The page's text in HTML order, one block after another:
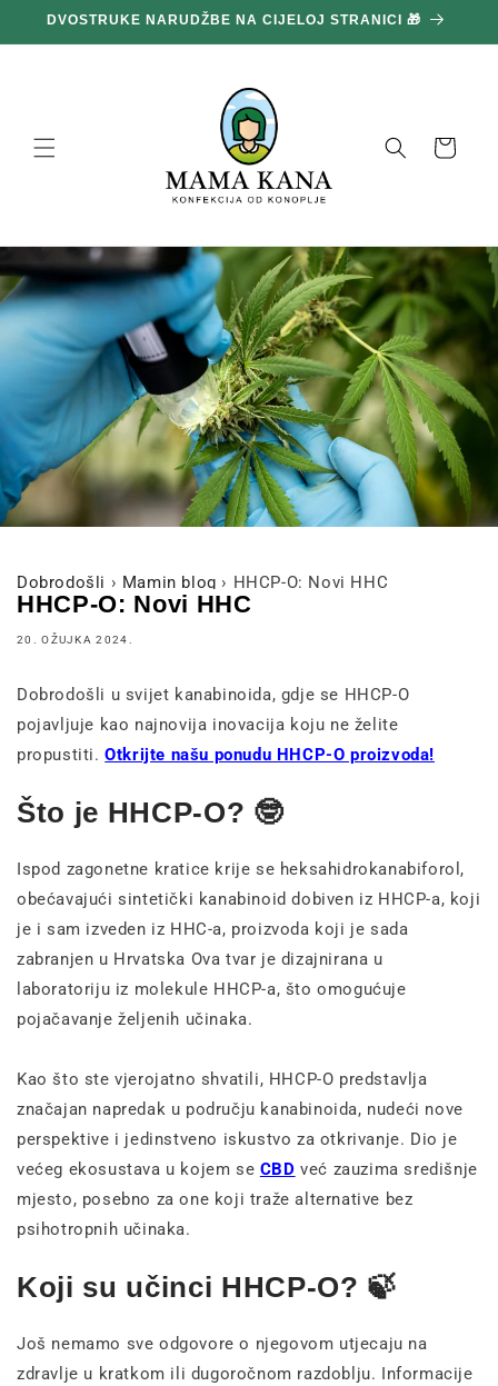
na
sadržaj
DVOSTRUKE NARUDŽBE NA CIJELOJ STRANICI 🎁
Košara
Dobrodošli › Mamin blog › HHCP-O: Novi HHC
HHCP-O: Novi HHC
20. OŽUJKA 2024.
Dobrodošli u svijet kanabinoida, gdje se HHCP-O
pojavljuje kao najnovija inovacija koju ne želite
propustiti.Otkrijte našu ponudu HHCP-O proizvoda!
Što je HHCP-O? 🤓
Ispod zagonetne kratice krije se heksahidrokanabiforol,
obećavajući sintetički kanabinoid dobiven iz HHCP-a, koji
je i sam izveden iz HHC-a, proizvoda koji je sada
zabranjen u Hrvatska Ova tvar je dizajnirana u
laboratoriju iz molekule HHCP-a, što omogućuje
pojačavanje željenih učinaka.
Kao što ste vjerojatno shvatili, HHCP-O predstavlja
značajan napredak u području kanabinoida, nudeći nove
perspektive i jedinstveno iskustvo za otkrivanje. Dio je
većeg ekosustava u kojem se CBD već zauzima središnje
mjesto, posebno za one koji traže alternative bez
psihotropnih učinaka.
Koji su učinci HHCP-O? 🍃
Još nemamo sve odgovore o njegovom utjecaju na
zdravlje u kratkom ili dugoročnom razdoblju. Informacije